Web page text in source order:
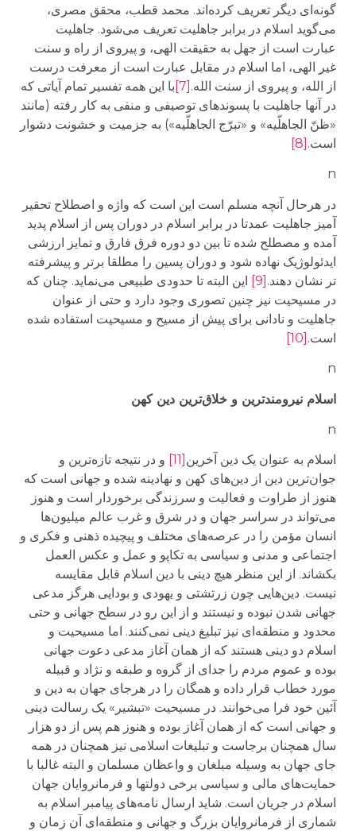
گونه‌ای دیگر تعریف کرده‌اند. محمد قطب، محقق مصری،
می‌گوید اسلام در برابر جاهلیت تعریف می‌شود. جاهلیت
عبارت است از جهل به حقیقت الهی، و پیروی از راه و سنت
غیر الهی، اما اسلام در مقابل عبارت است از معرفت درست
از الله، و پیروی از سنت الله. [7]
با این همه تفسیر تمام آیاتی که
در آنها جاهلیت با پسوندهای توصیفی و منفی به کار رفته (مانند
«ظنّ الجاهلّیه» و «تبرّج الجاهلّیه») به جزمیت و خشونت دشوار
است. [8]
n
در هرحال آنچه مسلم است این است که واژه و اصطلاح تحقیر
آمیز جاهلیت عمدتا در برابر اسلام در دوران پس از اسلام پدید
آمده و مصطلح شده تا بین دو دوره فرق فارق و تمایز ارزشی
ایدئولوژیک نهاده شود و دوران پسین را مطلقا برتر و پیشرفته
تر نشان دهند. [9]
این البته تا حدودی طبیعی می‌نماید. چنان که
در مسیحیت نیز چنین تصوری وجود دارد و حتی از عنوان
جاهلیت و نادانی برای پیش از مسیح و مسیحیت استفاده شده
است. [10]
n
اسلام نیرومندترین و خلاق‌ترین دین کهن
n
اسلام به عنوان یک دین آخرین
و در نتیجه تازه‌ترین و
جوان‌ترین دین از دین‌های کهن و نهادینه شده و جهانی است که
هنوز از طراوت و فعالیت و سرزندگی برخوردار است و هنوز
می‌تواند در سراسر جهان و در شرق و غرب عالم میلیون‌ها
انسان مؤمن را در عرصه‌های مختلف و پیچیده ذهنی و فکری و
اجتماعی و مدنی و سیاسی به تکاپو و عمل و عکس العمل
بکشاند. از این منظر هیچ دینی با دین اسلام قابل مقایسه
نیست. دین‌هایی چون زرتشتی و یهودی و بودایی هرگز مدعی
جهانی شدن نبوده و نیستند و از این رو در سطح جهانی و حتی
محدود و منطقه‌ای نیز تبلیغ دینی نمی‌کنند. اما مسیحیت و
اسلام دو دینی هستند که از همان آغاز مدعی دعوت جهانی
بوده و عموم مردم را جدای از گروه و طبقه و نژاد و قبیله
مورد خطاب قرار داده و همگان را در هرجای جهان به دین و
آئین خود فرا می‌خوانند. در مسیحیت «تبشیر» یک رسالت دینی
و جهانی است که از همان آغاز بوده و هنوز هم پس از دو هزار
سال همچنان برجاست و تبلیغات اسلامی نیز همچنان در همه
جای جهان به وسیله مبلغان و واعظان مسلمان و البته غالبا با
حمایت‌های مالی و سیاسی برخی دولتها و فرمانروایان جهان
اسلام در جریان است. شاید ارسال نامه‌های پیامبر اسلام به
شماری از فرمانروایان بزرگ و جهانی و منطقه‌ای آن زمان و